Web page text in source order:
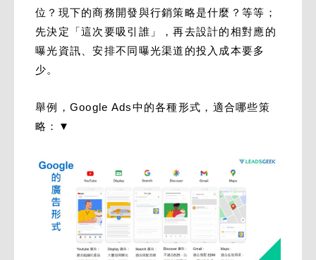
位？現下的商務開發與行銷策略是什麼？等等；
先決定「這次要吸引誰」，再去設計的相對應的
曝光資訊、安排不同曝光渠道的投入成本要多
少。
舉例，Google Ads中的各種形式，適合哪些策
略：▼